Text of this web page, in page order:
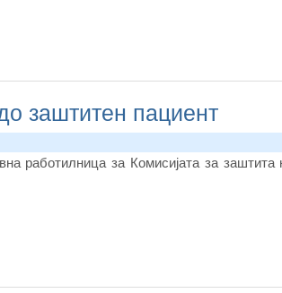
заштитен пациент
работилница за Комисијата за заштита